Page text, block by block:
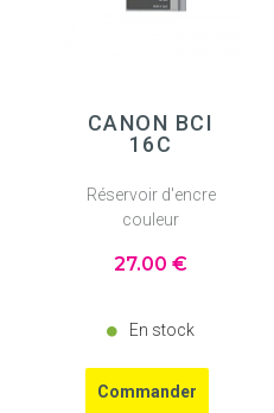
CANON BCI
16C
Réservoir d'encre
couleur
27.00 €
En stock